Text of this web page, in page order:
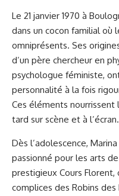
Le 21 janvier 1970 à
dans un cocon familial où
omniprésents. Ses
d’un père chercheur en
psychologue féministe,
personnalité à la fois
Ces éléments nourrissent
tard sur scène et à l’écran.
Dès l’adolescence,
passionné pour les arts
prestigieux Cours
complices des Robins